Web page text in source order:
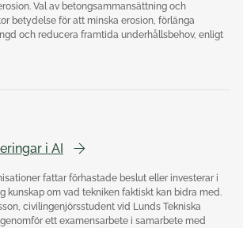
Val av betongsammansättning och
betydelse för att minska erosion, förlänga
och reducera framtida underhållsbehov, enligt
i AI
fattar förhastade beslut eller investerar i
kunskap om vad tekniken faktiskt kan bidra med.
civilingenjörsstudent vid Lunds Tekniska
ett examensarbete i samarbete med